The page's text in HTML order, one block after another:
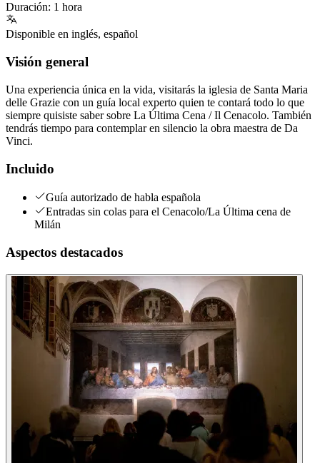
Duración: 1 hora
Disponible en inglés, español
Visión general
Una experiencia única en la vida, visitarás la iglesia de Santa Maria
delle Grazie con un guía local experto quien te contará todo lo que
siempre quisiste saber sobre La Última Cena / Il Cenacolo. También
tendrás tiempo para contemplar en silencio la obra maestra de Da
Vinci.
Incluido
Guía autorizado de habla española
Entradas sin colas para el Cenacolo/La Última cena de
Milán
Aspectos destacados